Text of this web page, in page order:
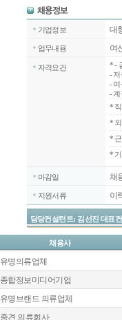
기업정보 대
업무내용 여
자격요건 *-
-
-
-
*
*
*
*
마감일 채
지원서류 이
담당컨설턴트: 김선진 대표
채용사
유명의류업체
종합정보미디어기업
유명브랜드 의류업체
중견 의류회사